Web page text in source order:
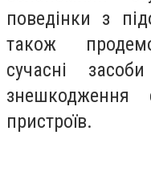
поведінки з
також
сучасні
знешкодження
пристроїв.